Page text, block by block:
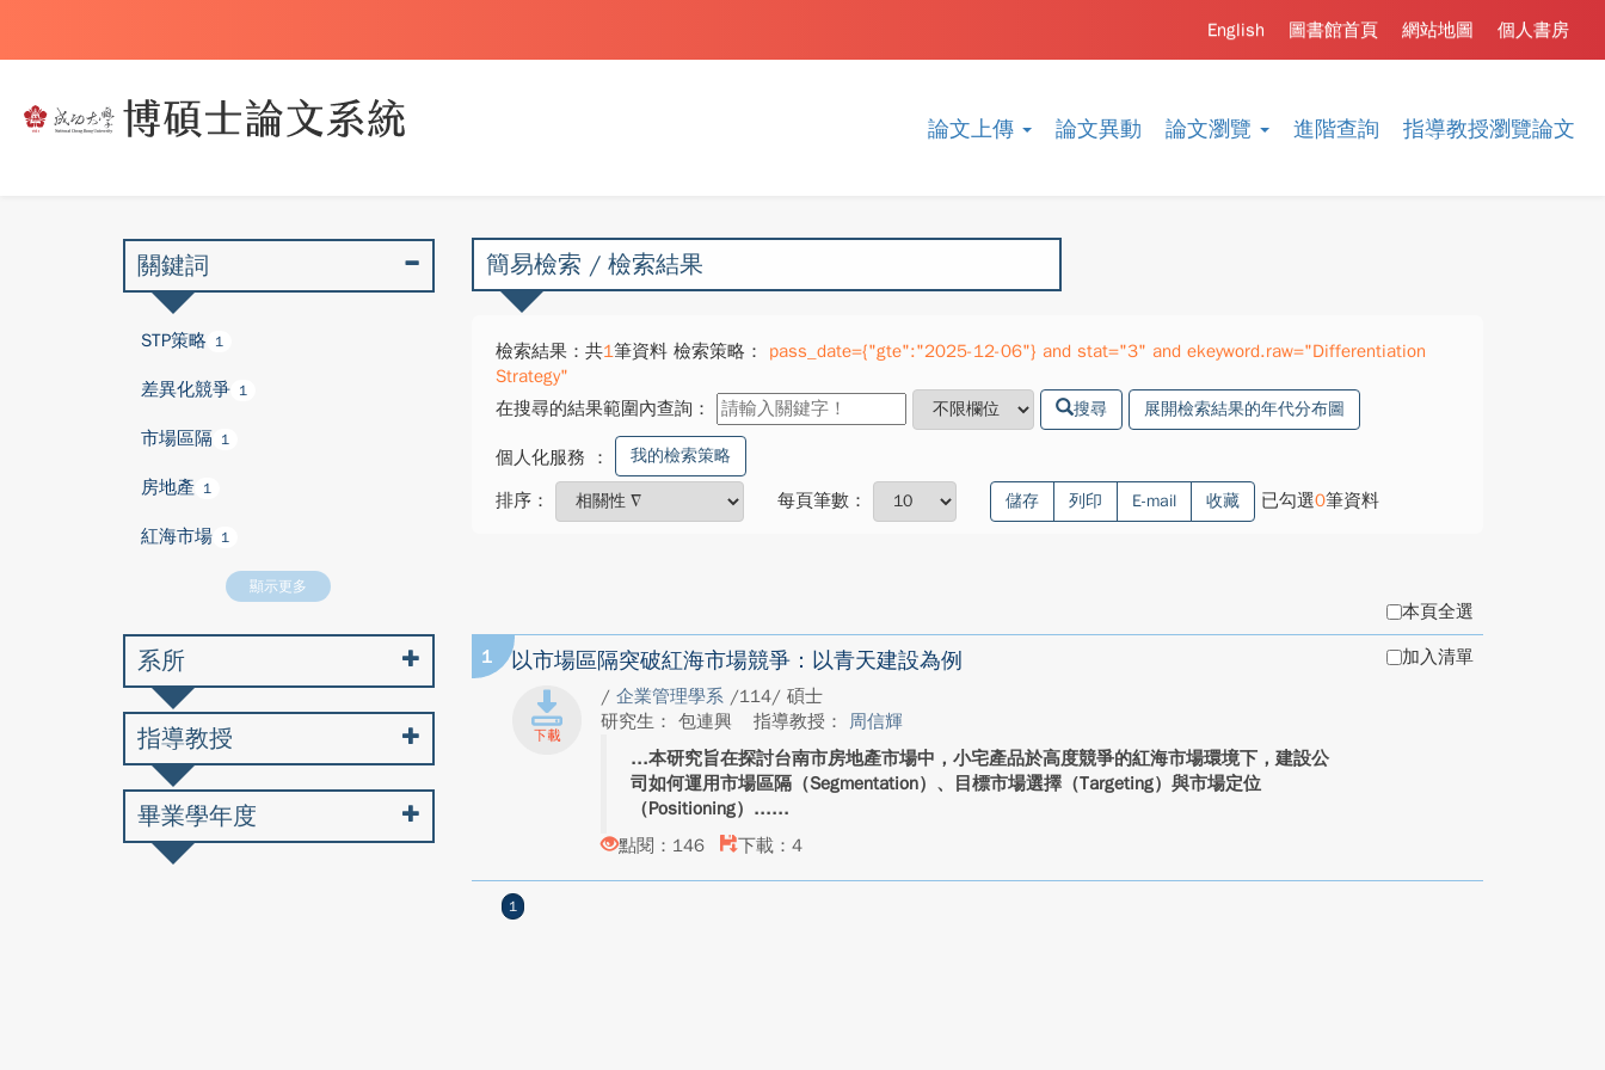
論文上傳 論文異動 論文瀏覽 進階查詢 指導教授瀏覽論文
個人書房
網站地圖
圖書館首頁
English
簡易檢索 / 檢索結果
檢索結果：共1筆資料 檢索策略：
pass_date={"gte":"2025-12-06"} and stat="3" and ekeyword.raw="Differentiation
Strategy"
在搜尋的結果範圍內查詢：
搜尋 展開檢索結果的年代分布圖
個人化服務 ： 我的檢索策略
排序： 每頁筆數： 儲存 列印 E-mail 收藏 已勾選0筆資料
本頁全選
1 以市場區隔突破紅海市場競爭：以青天建設為例
/ 企業管理學系 /114/ 碩士
研究生： 包連興
指導教授： 周信輝
本研究旨在探討台南市房地產市場中，小宅產品於高度競爭的紅海市場環境下，建設公
司如何運用市場區隔（Segmentation）、目標市場選擇（Targeting）與市場定位
（Positioning）...
點閱：146
下載：4
加入清單
1
關鍵詞
STP策略 1
差異化競爭 1
市場區隔 1
房地產 1
紅海市場 1
顯示更多
系所
指導教授
畢業學年度